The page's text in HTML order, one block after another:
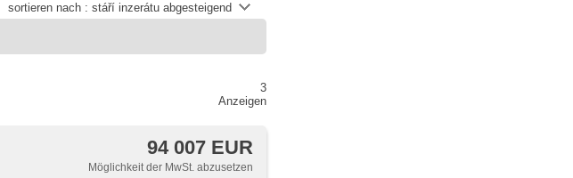
sortieren nach : stáří inzerátu abgesteigend
3
Anzeigen
94 007 EUR
Möglichkeit der MwSt. abzusetzen